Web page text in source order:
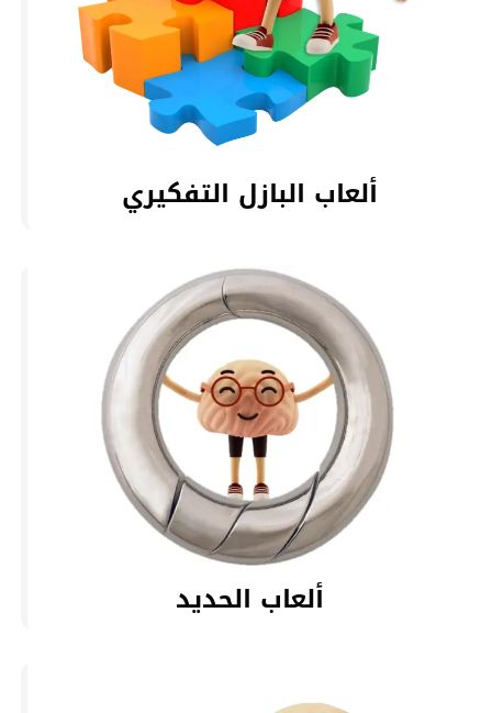
ألعاب البازل التفكيري
ألعاب الحديد